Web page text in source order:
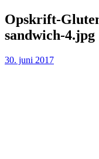
Skip
to
content
Opskrift-
sandwich-4.jpg
30. juni 2017